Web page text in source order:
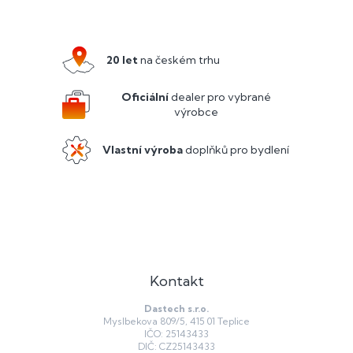
c
p
r
v
y
20 letna českém trhu
Oficiálnídealer pro vybrané
výrobce
Vlastní výrobadoplňků pro bydlení
Kontakt
Dastech s.r.o.
Myslbekova 809/5, 415 01 Teplice
IČO: 25143433
DIČ: CZ25143433